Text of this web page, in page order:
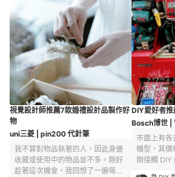
視覺設計師推薦7款婚禮設計品製作好
物
uni三菱 | pin200 代針筆
我不算對物品執著的人，因此身邊
收藏或使用中的物品並不多。剛好
趁著這次機會，我回想了一遍每日
DIY愛好者
Bosch博世 |
市面上有各
機型，其價
剛接觸 DIY